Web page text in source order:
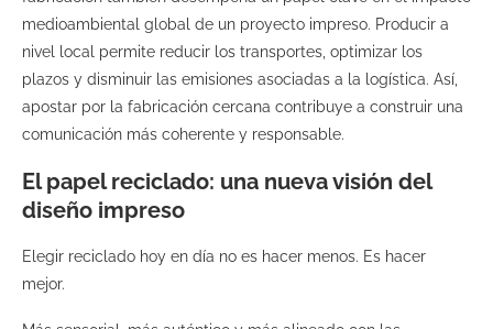
medioambiental global de un proyecto impreso. Producir a
nivel local permite reducir los transportes, optimizar los
plazos y disminuir las emisiones asociadas a la logística. Así,
apostar por la fabricación cercana contribuye a construir una
comunicación más coherente y responsable.
El papel reciclado: una nueva visión del
diseño impreso
Elegir reciclado hoy en día no es hacer menos. Es hacer
mejor.